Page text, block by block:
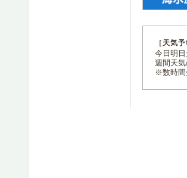
［天気
今日明
週間天
※数時間